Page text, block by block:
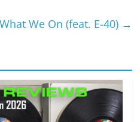
We On (feat. E-40) →